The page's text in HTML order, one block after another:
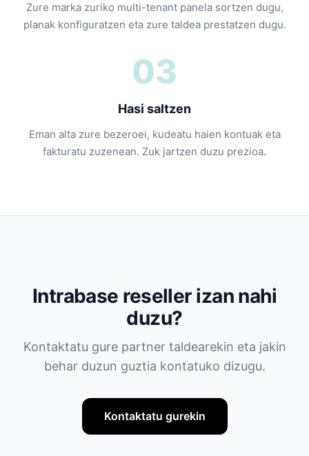
Zure marka zuriko multi-tenant panela sortzen dugu,
planak konfiguratzen eta zure taldea prestatzen dugu.
03
Hasi saltzen
Eman alta zure bezeroei, kudeatu haien kontuak eta
fakturatu zuzenean. Zuk jartzen duzu prezioa.
Intrabase reseller izan nahi
duzu?
Kontaktatu gure partner taldearekin eta jakin
behar duzun guztia kontatuko dizugu.
Kontaktatu gurekin